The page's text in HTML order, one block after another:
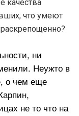
качества
что умеют
ни
Неужто в
о чем еще
не то что на